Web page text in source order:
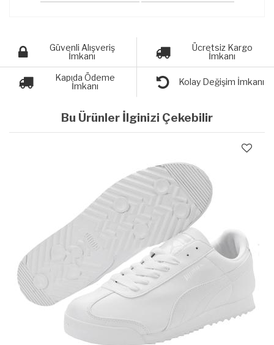
Güvenli Alışveriş
İmkanı
Ücretsiz Kargo
İmkanı
Kapıda Ödeme
İmkanı
Kolay Değişim İmkanı
Bu Ürünler İlginizi Çekebilir